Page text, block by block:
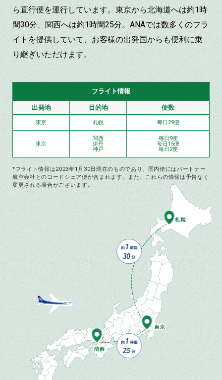
ら直行便を運行しています。東京から北海道へは約1時
間30分、関西へは約1時間25分。ANAでは数多くのフラ
イトを提供していて、お客様の出発国からも便利に乗
り継ぎいただけます。
フライト情報
出発地 目的地 便数
東京 札幌 毎日29便
東京
関西
伊丹
神戸
毎日9便
毎日15便
毎日2便
*フライト情報は2023年1月30日現在のものであり、国内便にはパートナー
航空会社とのコードシェア便が含まれます。また、これらの情報は予告なく
変更される場合がございます。